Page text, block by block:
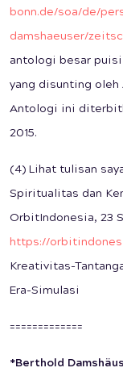
bonn.de/soa/de/
damshaeuser/
antologi besar
yang disunting oleh
Antologi ini
2015.
(4) Lihat tulisan
Spiritualitas dan
OrbitIndonesia, 23
https://
Kreativitas-
Era-Simulasi
=============
*Berthold